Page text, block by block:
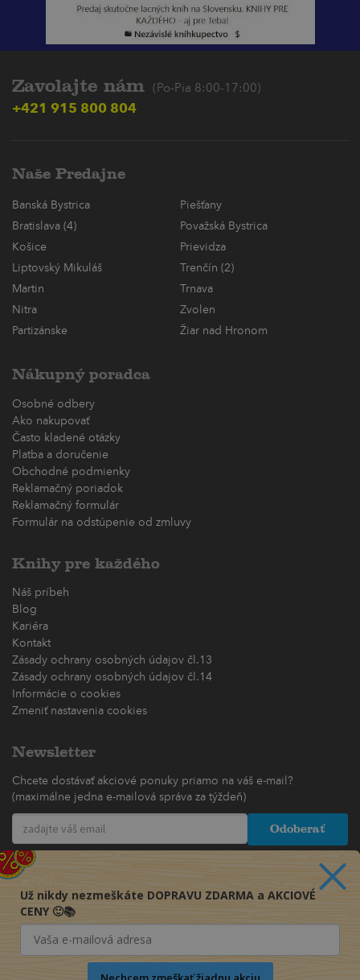
Zavolajte nám (Po-Pia 8:00-17:00)
+421 915 800 804
Naše Predajne
Banská Bystrica
Piešťany
Bratislava (4)
Považská Bystrica
Košice
Prievidza
Liptovský Mikuláš
Trenčín (2)
Martin
Trnava
Nitra
Zvolen
Partizánske
Žiar nad Hronom
Nákupný poradca
Osobné odbery
Ako nakupovať
Často kladené otázky
Platba a doručenie
Obchodné podmienky
Reklamačný poriadok
Reklamačný formulár
Formulár na odstúpenie od zmluvy
Knihy pre každého
Náš príbeh
Blog
Kariéra
Kontakt
Zásady ochrany osobných údajov čl.13
Zásady ochrany osobných údajov čl.14
Informácie o cookies
Zmeniť nastavenia cookies
Newsletter
Chcete dostávať akciové ponuky priamo na váš e-mail?
(maximálne jedna e-mailová správa za týždeň)
Odoberať
Už nikdy nezmeškáte DOPRAVU ZDARMA a AKCIOVÉ
CENY 🙂📚